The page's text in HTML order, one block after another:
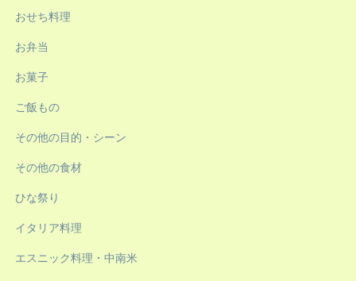
おせち料理
お弁当
お菓子
ご飯もの
その他の目的・シーン
その他の食材
ひな祭り
イタリア料理
エスニック料理・中南米